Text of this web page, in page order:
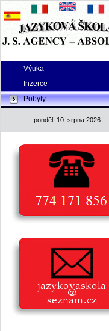
Výuka
Inzerce
Pobyty
pondělí 10. srpna 2026